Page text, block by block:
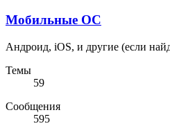
Мобильные ОС
Андроид, iOS, и другие (если
Темы
59
Сообщения
595